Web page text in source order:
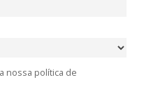
nossa política de